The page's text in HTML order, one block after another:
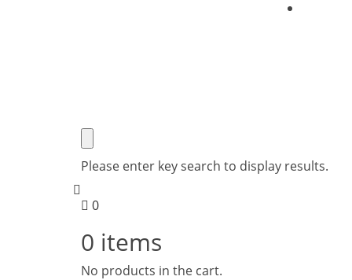
Please enter key search to display results.
0
0 items
No products in the cart.